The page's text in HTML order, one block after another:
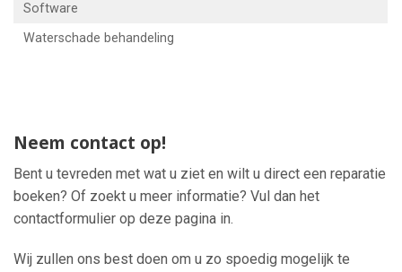
Software
Waterschade behandeling
Neem contact op!
Bent u tevreden met wat u ziet en wilt u direct een reparatie
boeken? Of zoekt u meer informatie? Vul dan het
contactformulier op deze pagina in.
Wij zullen ons best doen om u zo spoedig mogelijk te